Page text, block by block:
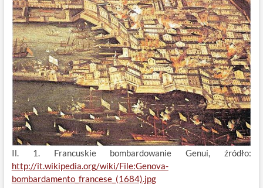
Il. 1. Francuskie bombardowanie Genui, źródło:
http://it.wikipedia.org/wiki/File:Genova-
bombardamento_francese_(1684).jpg